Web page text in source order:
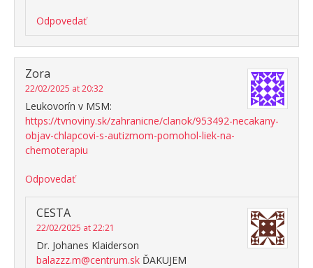
Odpovedať
Zora
22/02/2025 at 20:32
Leukovorín v MSM:
https://tvnoviny.sk/zahranicne/clanok/953492-necakany-
objav-chlapcovi-s-autizmom-pomohol-liek-na-
chemoterapiu
Odpovedať
CESTA
22/02/2025 at 22:21
Dr. Johanes Klaiderson
balazzz.m@centrum.sk ĎAKUJEM